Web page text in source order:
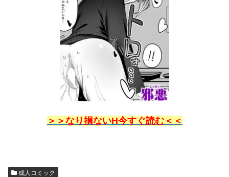
＞＞なり損ないH今すぐ読む＜＜
成人コミック